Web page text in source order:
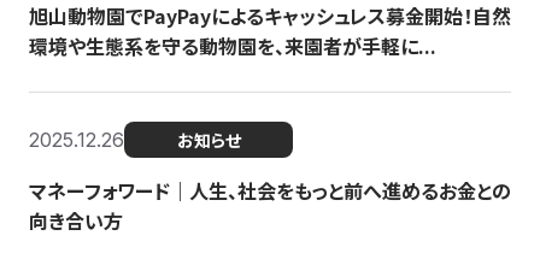
旭山動物園でPayPayによるキャッシュレス募金開始！自然
環境や生態系を守る動物園を、来園者が手軽に...
2025.12.26 お知らせ
マネーフォワード｜人生、社会をもっと前へ進めるお金との
向き合い方